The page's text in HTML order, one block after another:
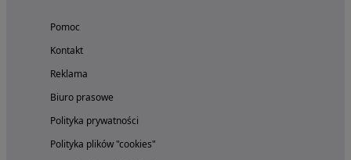
Pomoc
Kontakt
Reklama
Biuro prasowe
Polityka prywatności
Polityka plików "cookies"